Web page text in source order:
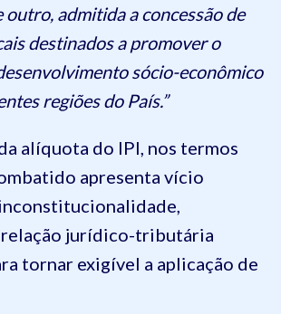
admitida a concessão de
destinados a promover o
sócio-econômico
regiões do País.”
alíquota do IPI, nos termos
apresenta vício
jurídico-tributária
tornar exigível a aplicação de